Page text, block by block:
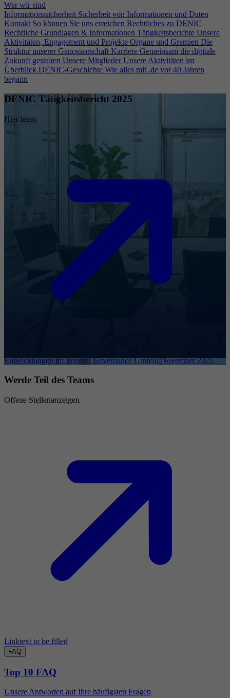
Wer wir sind
Informationssicherheit Sicherheit von Informationen und Daten
Kontakt So können Sie uns erreichen Rechtliches zu DENIC
Rechtliche Grundlagen & Informationen Tätigkeitsberichte Unsere
Aktivitäten, Engagement und Projekte Organe und Gremien Die
Struktur unserer Genossenschaft Karriere Gemeinsam die digitale
Zukunft gestalten Unsere Mitglieder Unsere Aktivitäten im
Überblick DENIC-Geschichte Wie alles mit .de vor 40 Jahren
begann
DENIC Tätigkeitsbericht 2025
Hier lesen
Entwicklungen im Internet Governance Umfeld November 2025
Werde Teil des Teams
Offene Stellenanzeigen
Linktext to be filled
FAQ
Top 10 FAQ
Unsere Antworten auf Ihre häufigsten Fragen